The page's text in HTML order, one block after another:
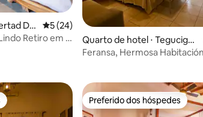
De
5 de uma avaliação média de 5, 24
5 (24)
Retiro em El
Quarto de hotel ⋅ Tegucigal
pa
Feransa, Hermosa
Preferido dos hóspedes
Preferido dos hóspedes